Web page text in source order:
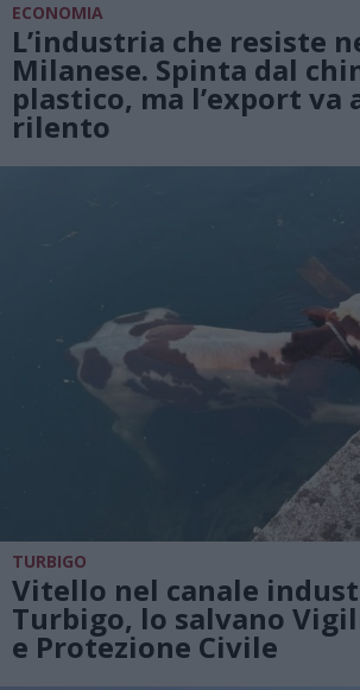
ECONOMIA
L’industria che resiste
Milanese. Spinta dal
plastico, ma l’export va
rilento
TURBIGO
Vitello nel canale
Turbigo, lo salvano
e Protezione Civile